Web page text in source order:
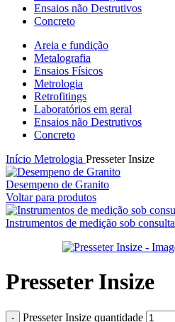
Ensaios não Destrutivos
Concreto
Areia e fundição
Metalografia
Ensaios Físicos
Metrologia
Retrofitings
Laboratórios em geral
Ensaios não Destrutivos
Concreto
Início Metrologia Presseter Insize
Desempeno de Granito
Voltar para produtos
Instrumentos de medição sob consulta
Presseter Insize
Presseter Insize quantidade